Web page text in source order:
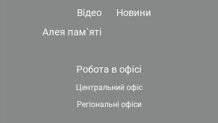
Відео
Новини
Алея пам`яті
Робота в офісі
Центральний офіс
Регіональні офіси